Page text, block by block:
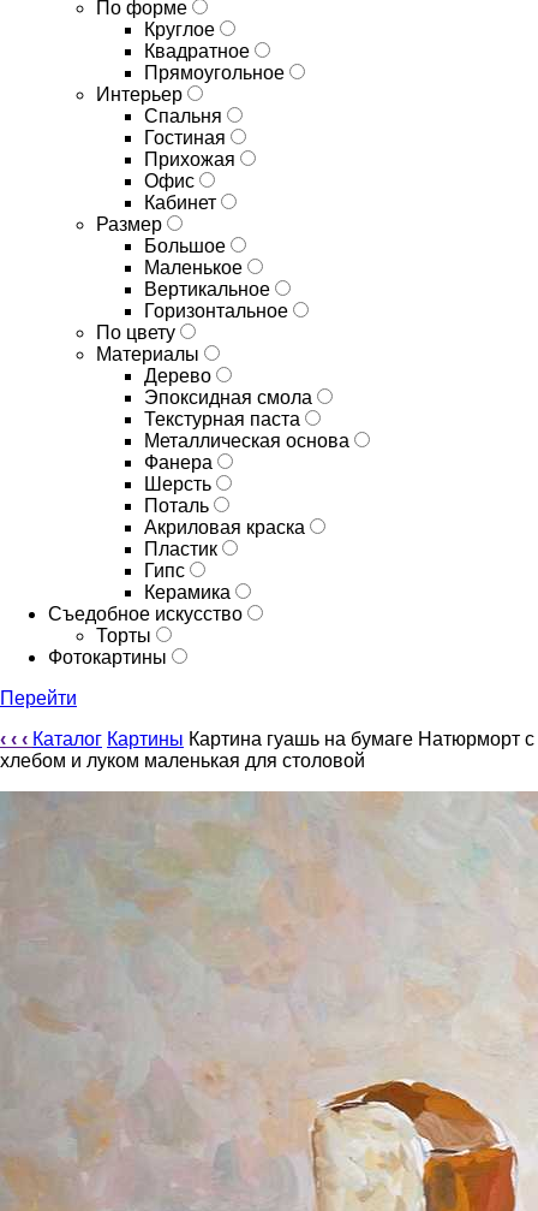
По форме
Круглое
Квадратное
Прямоугольное
Интерьер
Спальня
Гостиная
Прихожая
Офис
Кабинет
Размер
Большое
Маленькое
Вертикальное
Горизонтальное
По цвету
Материалы
Дерево
Эпоксидная смола
Текстурная паста
Металлическая основа
Фанера
Шерсть
Поталь
Акриловая краска
Пластик
Гипс
Керамика
Съедобное искусство
Торты
Фотокартины
Перейти
‹ ‹ ‹ Каталог Картины Картина гуашь на бумаге Натюрморт с
хлебом и луком маленькая для столовой